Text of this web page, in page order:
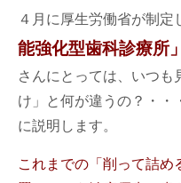
４月に厚生労働省が制定
能強化型歯科診療所」
さんにとっては、いつも
け」と何が違うの？・・
に説明します。
これまでの「削って詰め